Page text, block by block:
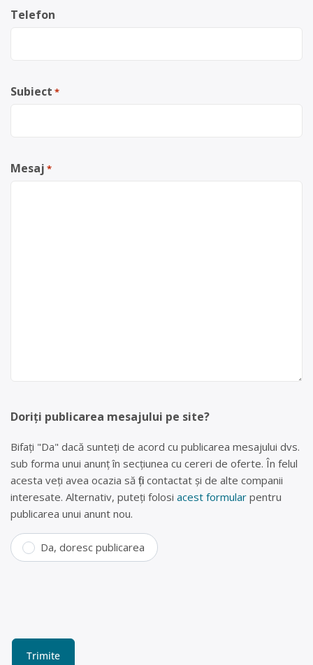
Telefon
Subiect *
Mesaj *
Doriți publicarea mesajului pe site?
Bifați "Da" dacă sunteți de acord cu publicarea mesajului dvs.
sub forma unui anunț în secțiunea cu cereri de oferte. În felul
acesta veți avea ocazia să fiți contactat și de alte companii
interesate. Alternativ, puteți folosi acest formular pentru
publicarea unui anunt nou.
Da, doresc publicarea